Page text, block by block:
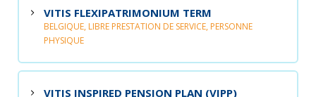
VITIS FLEXIPATRIMONIUM TERM
BELGIQUE, LIBRE PRESTATION DE SERVICE, PERSONNE
PHYSIQUE
VITIS INSPIRED PENSION PLAN (VIPP)